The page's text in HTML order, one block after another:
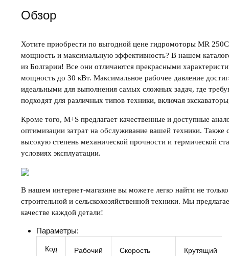
Обзор
Хотите приобрести по выгодной цене гидромоторы MR
мощность и максимальную эффективность? В нашем
из Болгарии! Все они отличаются прекрасными
мощность до 30 кВт. Максимальное рабочее давление
идеальными для выполнения самых сложных задач, где
подходят для различных типов техники, включая
Кроме того, M+S предлагает качественные и доступные
оптимизации затрат на обслуживание вашей техники. Также
высокую степень механической прочности и термической
условиях эксплуатации.
В нашем интернет-магазине вы можете легко найти не
строительной и сельскохозяйственной техники. Мы
качестве каждой детали!
Параметры:
Код Рабочий
Скорость
Крутящий